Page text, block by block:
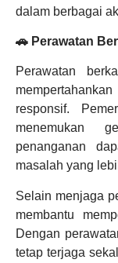
dalam berbagai
🚗 Perawatan
Perawatan
responsif.
menemukan
penanganan
masalah yang
Selain menjaga
membantu
Dengan
tetap terjaga